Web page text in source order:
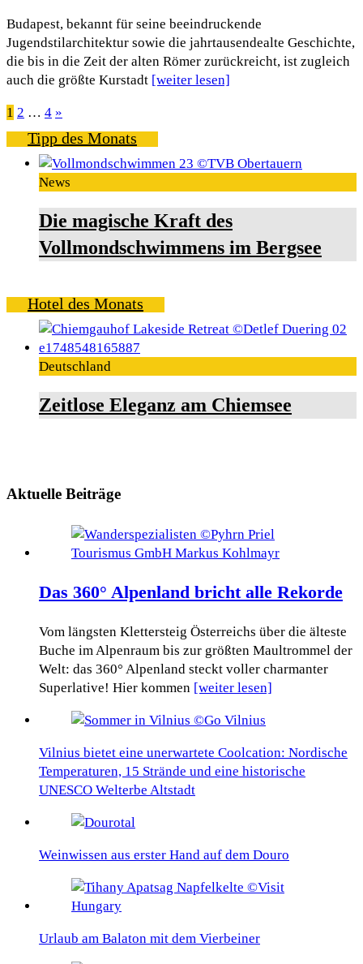
Budapest, bekannt für seine beeindruckende
Jugendstilarchitektur sowie die jahrtausendealte Geschichte,
die bis in die Zeit der alten Römer zurückreicht, ist zugleich
auch die größte Kurstadt [weiter lesen]
Seitennummerierung
der
Beiträge
1 2 … 4 »
Tipp des Monats
News
Die magische Kraft des
Vollmondschwimmens im Bergsee
Hotel des Monats
Deutschland
Zeitlose Eleganz am Chiemsee
Aktuelle Beiträge
Das 360° Alpenland bricht alle Rekorde
Vom längsten Klettersteig Österreichs über die älteste
Buche im Alpenraum bis zur größten Maultrommel der
Welt: das 360° Alpenland steckt voller charmanter
Superlative! Hier kommen [weiter lesen]
Vilnius bietet eine unerwartete Coolcation: Nordische
Temperaturen, 15 Strände und eine historische
UNESCO Welterbe Altstadt
Weinwissen aus erster Hand auf dem Douro
Urlaub am Balaton mit dem Vierbeiner